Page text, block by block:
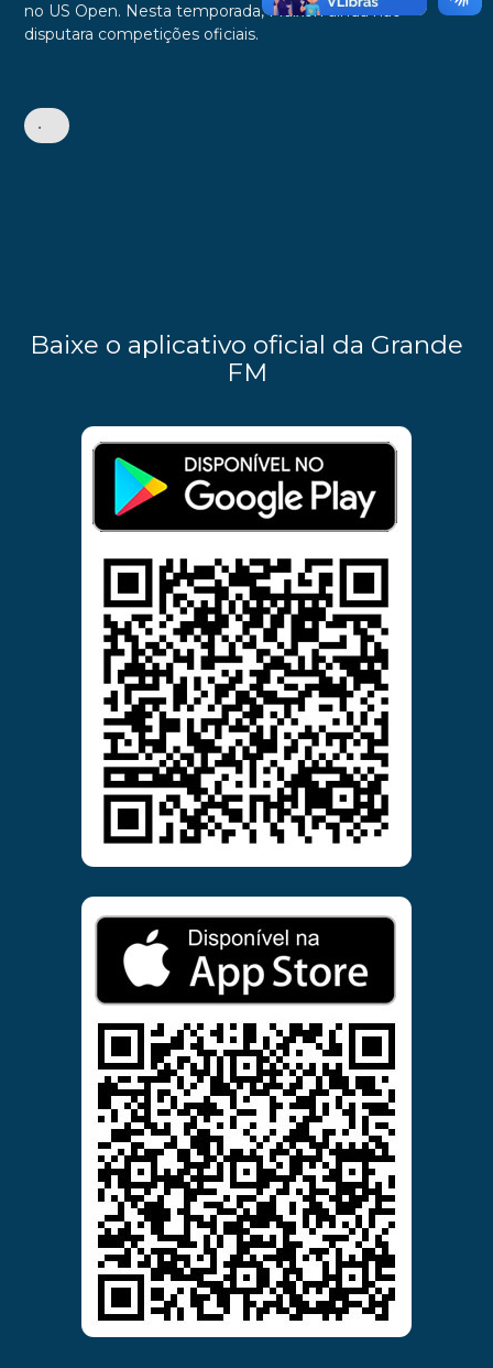
no US Open. Nesta temporada, Maixon ainda não
disputara competições oficiais.
•
Baixe o aplicativo oficial da Grande
FM